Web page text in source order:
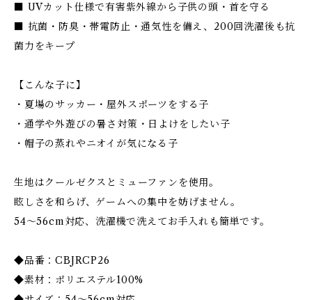
■ UVカット仕様で有害紫外線から子供の頭・首を守る
■ 抗菌・防臭・帯電防止・通気性を備え、200回洗濯後も抗
菌力をキープ
【こんな子に】
・夏場のサッカー・屋外スポーツをする子
・通学や外遊びの暑さ対策・日よけをしたい子
・帽子の蒸れやニオイが気になる子
生地はクールゼクスとミューファンを使用。
眩しさを和らげ、ゲームへの集中を妨げません。
54〜56cm対応、洗濯機で洗えてお手入れも簡単です。
◆品番：CBJRCP26
◆素材：ポリエステル100%